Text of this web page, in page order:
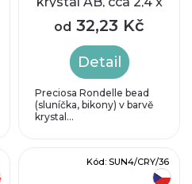
3,1 mm
od 32,23 Kč
Detail
Preciosa Rondelle bead
(sluníčka, bikony) v barvě
krystal...
Kód: SUN4/CRY/36